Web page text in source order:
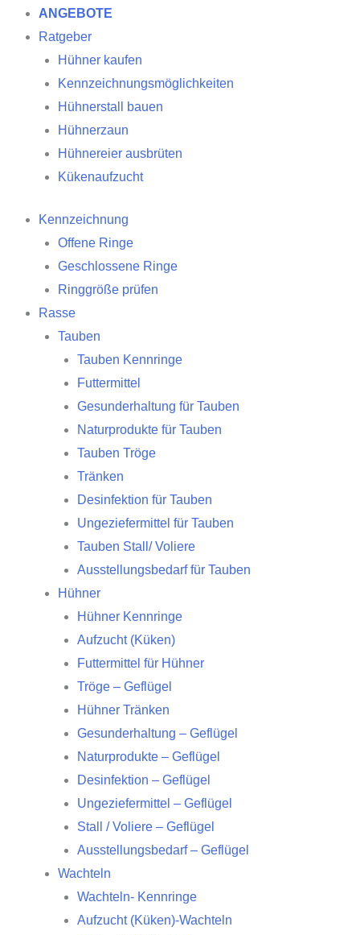
ANGEBOTE
Ratgeber
Hühner kaufen
Kennzeichnungsmöglichkeiten
Hühnerstall bauen
Hühnerzaun
Hühnereier ausbrüten
Kükenaufzucht
Kennzeichnung
Offene Ringe
Geschlossene Ringe
Ringgröße prüfen
Rasse
Tauben
Tauben Kennringe
Futtermittel
Gesunderhaltung für Tauben
Naturprodukte für Tauben
Tauben Tröge
Tränken
Desinfektion für Tauben
Ungeziefermittel für Tauben
Tauben Stall/ Voliere
Ausstellungsbedarf für Tauben
Hühner
Hühner Kennringe
Aufzucht (Küken)
Futtermittel für Hühner
Tröge – Geflügel
Hühner Tränken
Gesunderhaltung – Geflügel
Naturprodukte – Geflügel
Desinfektion – Geflügel
Ungeziefermittel – Geflügel
Stall / Voliere – Geflügel
Ausstellungsbedarf – Geflügel
Wachteln
Wachteln- Kennringe
Aufzucht (Küken)-Wachteln